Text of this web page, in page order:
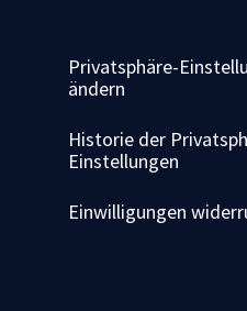
Privatsphäre-
ändern
Historie der
Einstellungen
Einwilligungen